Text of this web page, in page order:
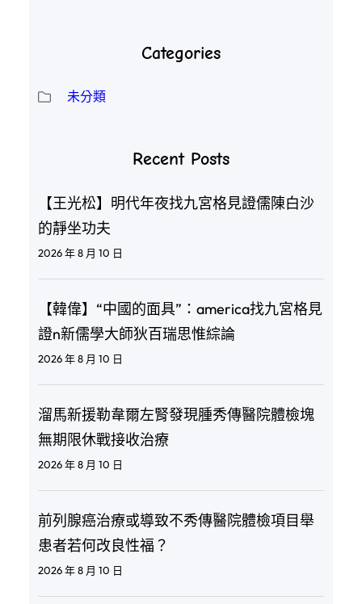
Categories
未分類
Recent Posts
【王光松】明代年夜找九宮格見證儒陳白沙
的靜坐功夫
2026 年 8 月 10 日
【韓偉】“中國的面具”：america找九宮格見
證n新儒學大師狄百瑞思惟綜論
2026 年 8 月 10 日
溜馬新援勒韋爾左腎發現腫秀傳醫院體檢塊
無期限休戰接收治療
2026 年 8 月 10 日
前列腺癌治療或導致不秀傳醫院體檢項目舉
患者若何改良性福？
2026 年 8 月 10 日